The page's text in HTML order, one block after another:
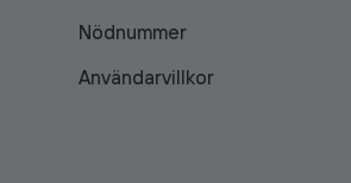
Nödnummer
Användarvillkor